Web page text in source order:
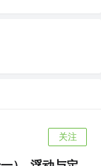
关注